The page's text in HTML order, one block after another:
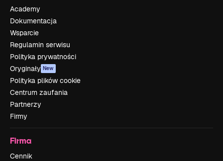
Academy
Dokumentacja
Wsparcie
Regulamin serwisu
Polityka prywatności
Oryginały New
Polityka plików cookie
Centrum zaufania
Partnerzy
Firmy
Firma
Cennik